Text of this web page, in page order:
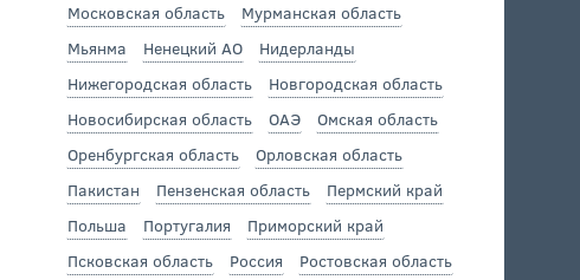
Московская область
Мурманская область
Мьянма
Ненецкий АО
Нидерланды
Нижегородская область
Новгородская область
Новосибирская область
ОАЭ
Омская область
Оренбургская область
Орловская область
Пакистан
Пензенская область
Пермский край
Польша
Португалия
Приморский край
Псковская область
Россия
Ростовская область